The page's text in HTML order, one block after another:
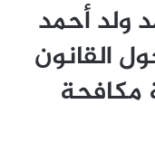
ولد أحمد
القانون
مكافحة